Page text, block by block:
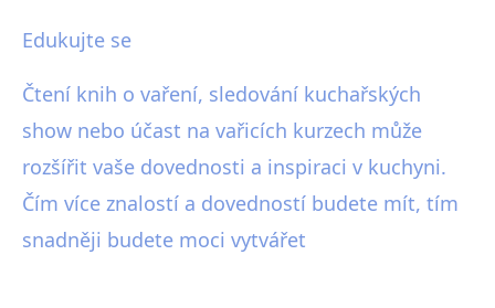
Edukujte se
Čtení knih o vaření, sledování kuchařských
show nebo účast na vařicích kurzech může
rozšířit vaše dovednosti a inspiraci v kuchyni.
Čím více znalostí a dovedností budete mít, tím
snadněji budete moci vytvářet